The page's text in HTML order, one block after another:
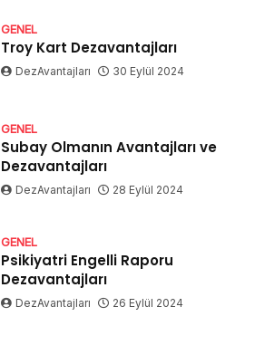
GENEL
Troy Kart Dezavantajları
DezAvantajları 30 Eylül 2024
GENEL
Subay Olmanın Avantajları ve
Dezavantajları
DezAvantajları 28 Eylül 2024
GENEL
Psikiyatri Engelli Raporu
Dezavantajları
DezAvantajları 26 Eylül 2024